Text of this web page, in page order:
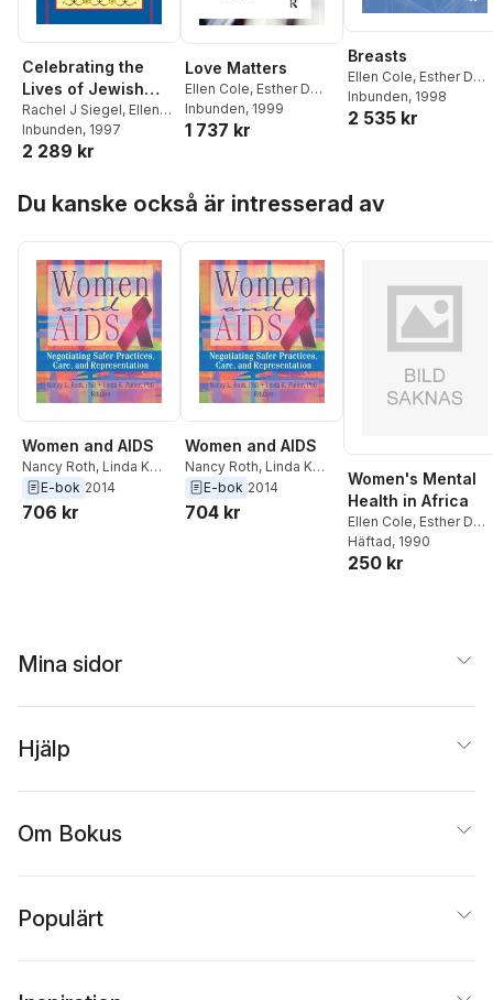
Celebrating the
Lives of Jewish
Women
Rachel J Siegel, Ellen
Cole,Esther D
Rothblum
Inbunden, 1997
2 289 kr
Love Matters
Ellen Cole, Esther D
Rothblum, Linda Sutton
Inbunden, 1999
1 737 kr
Breasts
Ellen Cole, Esther D
Rothblum
Inbunden, 1998
2 535 kr
Du kanske också är intresserad av
Women and AIDS
Nancy Roth, Linda K
Fuller,Esther D
Rothblum
E-bok 2014
706 kr
Women and AIDS
Nancy Roth, Linda K
Fuller,Esther D
Rothblum
E-bok 2014
704 kr
Women's Mental
Health in Africa
Ellen Cole, Esther D
Rothblum
Häftad, 1990
250 kr
Mina sidor
Hjälp
Om Bokus
Populärt